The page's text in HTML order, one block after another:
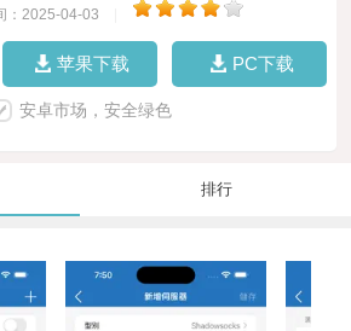
：2025-04-03
苹果下载 PC下载
安卓市场，安全绿色
排行